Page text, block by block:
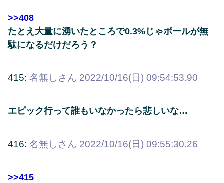
>>408
たとえ大量に湧いたところで0.3%じゃボールが無
駄になるだけだろう？
415: 名無しさん 2022/10/16(日) 09:54:53.90
エピック行って誰もいなかったら悲しいな…
416: 名無しさん 2022/10/16(日) 09:55:30.26
>>415